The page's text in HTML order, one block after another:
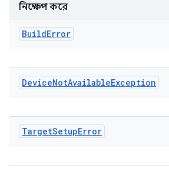
নিক্ষেপ করে
BuildError
DeviceNotAvailableException
TargetSetupError